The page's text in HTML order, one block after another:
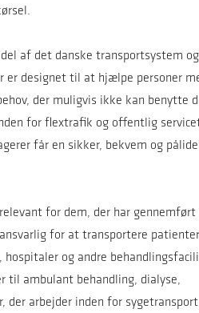
af det danske transportsystem og
er designet til at hjælpe personer
der muligvis ikke kan benytte
for flextrafik og offentlig
får en sikker, bekvem og
for dem, der har gennemført
for at transportere
og andre
til ambulant behandling, dialyse,
arbejder inden for